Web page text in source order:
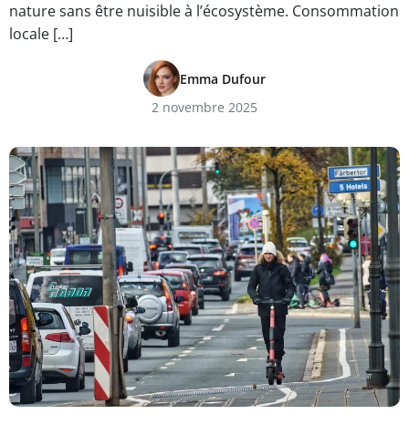
nature sans être nuisible à l’écosystème. Consommation
locale […]
Emma Dufour
2 novembre 2025